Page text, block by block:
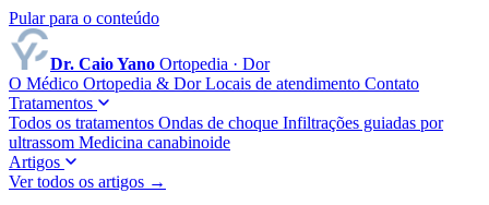
Pular para o conteúdo
Dr. Caio Yano Ortopedia · Dor
O Médico Ortopedia & DorLocais de atendimento Contato
Tratamentos
Todos os tratamentos Ondas de choque Infiltrações guiadas por
ultrassom Medicina canabinoide
Artigos
Ver todos os artigos →